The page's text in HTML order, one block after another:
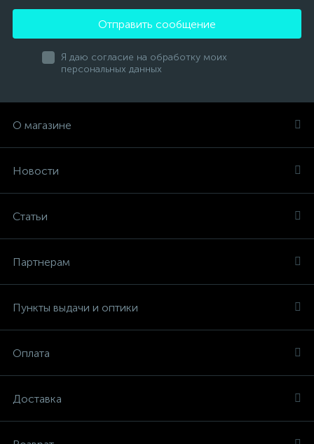
Отправить сообщение
Я даю согласие на обработку моих
персональных данных
О магазине
Новости
Статьи
Партнерам
Пункты выдачи и оптики
Оплата
Доставка